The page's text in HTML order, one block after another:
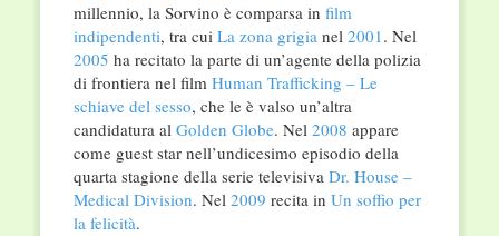
millennio, la Sorvino è comparsa in film
indipendenti, tra cui La zona grigianel 2001. Nel
2005 ha recitato la parte di un’agente della polizia
di frontiera nel film Human Trafficking – Le
schiave del sesso, che le è valso un’altra
candidatura al Golden Globe. Nel 2008 appare
come guest star nell’undicesimo episodio della
quarta stagione della serie televisiva Dr. House –
Medical Division. Nel 2009 recita in Un soffio per
la felicità.